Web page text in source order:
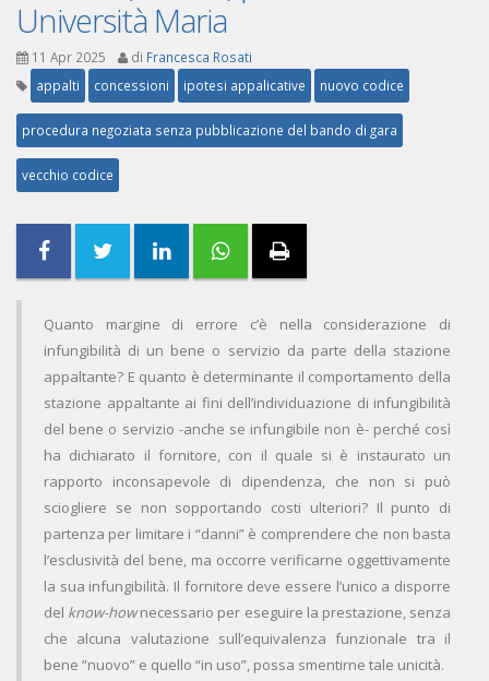
Università Maria
11 Apr 2025 di Francesca Rosati
appalti
concessioni ipotesi appalicative nuovo codice
procedura negoziata senza pubblicazione del bando di gara
vecchio codice
Quanto margine di errore c’è nella considerazione di
infungibilità di un bene o servizio da parte della stazione
appaltante? E quanto è determinante il comportamento della
stazione appaltante ai fini dell’individuazione di infungibilità
del bene o servizio -anche se infungibile non è- perché così
ha dichiarato il fornitore, con il quale si è instaurato un
rapporto inconsapevole di dipendenza, che non si può
sciogliere se non sopportando costi ulteriori? Il punto di
partenza per limitare i “danni” è comprendere che non basta
l’esclusività del bene, ma occorre verificarne oggettivamente
la sua infungibilità. Il fornitore deve essere l’unico a disporre
del know-hownecessario per eseguire la prestazione, senza
che alcuna valutazione sull’equivalenza funzionale tra il
bene “nuovo” e quello “in uso”, possa smentirne tale unicità.